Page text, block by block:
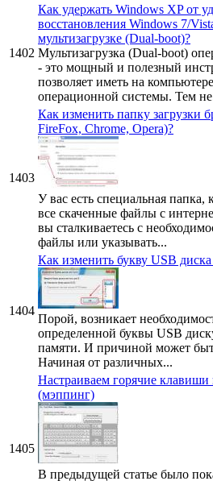
1402
Как удержать Windows XP от
восстановления Windows 7/
мультизагрузке (Dual-boot)?
Мультизагрузка (Dual-boot)
- это мощный и полезный
позволяет иметь на
операционной системы. Тем
1403
Как изменить папку загрузки
FireFox, Chrome, Opera)?
У вас есть специальная папка,
все скаченные файлы с
вы сталкиваетесь с
файлы или указывать...
1404
Как изменить букву USB
Порой, возникает
определенной буквы USB
памяти. И причиной может
Начиная от различных...
1405
Настраиваем горячие клавиши
(мэппинг)
В предыдущей статье было